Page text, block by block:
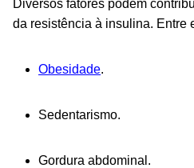
Diversos fatores podem
da resistência à insulina. Entre
Obesidade.
Sedentarismo.
Gordura abdominal.